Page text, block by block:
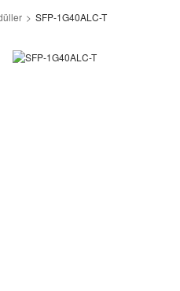
SFP-1G40ALC-T